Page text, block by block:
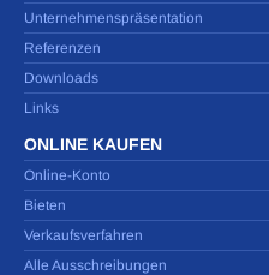
Unternehmenspräsentation
Referenzen
Downloads
Links
ONLINE KAUFEN
Online-Konto
Bieten
Verkaufsverfahren
Alle Ausschreibungen